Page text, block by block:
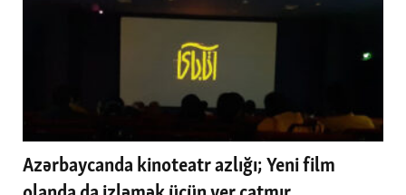
Azərbaycanda kinoteatr azlığı; Yeni film